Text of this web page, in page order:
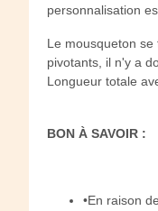
personnalisation
Le mousqueton
pivotants, il n'y a
Longueur totale
BON À SAVOIR :
•En raison